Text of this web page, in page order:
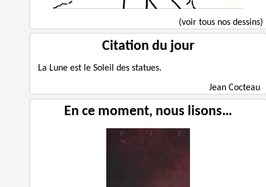
(voir tous nos dessins)
Citation du jour
La Lune est le Soleil des statues.
Jean Cocteau
En ce moment, nous lisons…